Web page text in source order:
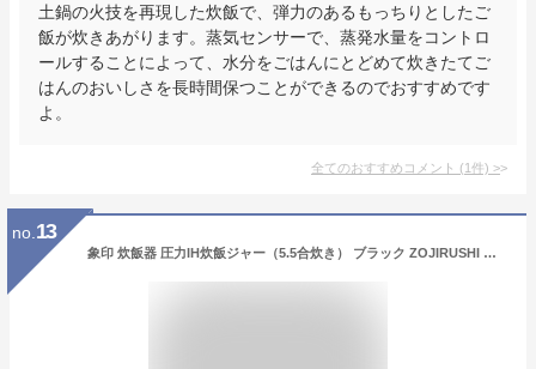
土鍋の火技を再現した炊飯で、弾力のあるもっちりとしたご
飯が炊きあがります。蒸気センサーで、蒸発水量をコントロ
ールすることによって、水分をごはんにとどめて炊きたてご
はんのおいしさを長時間保つことができるのでおすすめです
よ。
全てのおすすめコメント (1件) >
no. 13
象印 炊飯器 圧力IH炊飯ジャー（5.5合炊き） ブラック ZOJIRUSHI 極め炊き NW-JX10-BA